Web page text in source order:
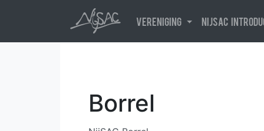
Vereniging NijSAC
Borrel